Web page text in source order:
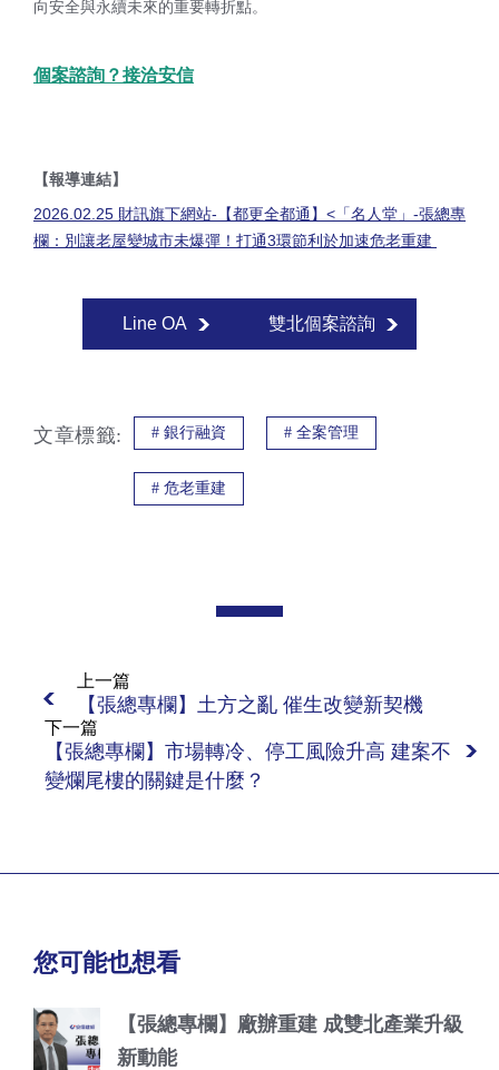
向安全與永續未來的重要轉折點。
個案諮詢 ？接洽安信
【報導連結】
2026.02.25 財訊旗下網站-【都更全都通】<「名人堂」-張總專
欄：別讓老屋變城市未爆彈！打通3環節利於加速危老重建
Line OA 雙北個案諮詢
文章標籤: # 銀行融資 # 全案管理
# 危老重建
上一篇
【張總專欄】土方之亂 催生改變新契機
下一篇
【張總專欄】市場轉冷、停工風險升高 建案不
變爛尾樓的關鍵是什麼？
您可能也想看
【張總專欄】廠辦重建 成雙北產業升級
新動能